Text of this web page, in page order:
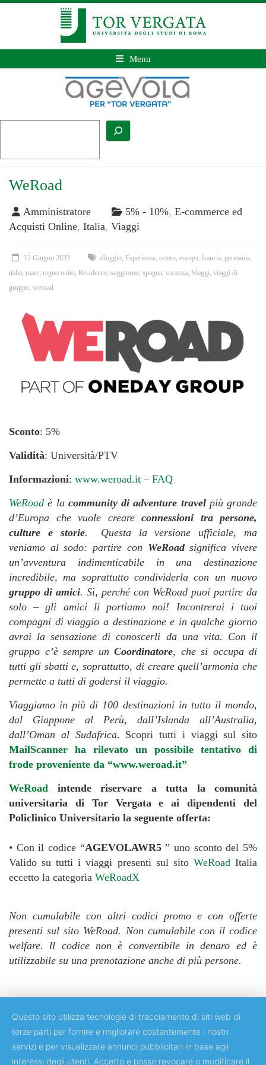
Menu
WeRoad
Amministratore 5% - 10%, E-commerce ed
Acquisti Online, Italia, Viaggi
12 Giugno 2023 alloggio Esperienze estero europa francia germania
italia mare regno unito Residence soggiorno spagna vacanza Viaggi viaggi di
gruppo weroad
Sconto: 5%
Validità: Università/PTV
Informazioni: www.weroad.it – FAQ
WeRoad è la community di adventure travel più grande
d’Europa che vuole creare connessioni tra persone,
culture e storie. Questa la versione ufficiale, ma
veniamo al sodo: partire con WeRoadsignifica vivere
un’avventura indimenticabile in una destinazione
incredibile, ma soprattutto condividerla con un nuovo
gruppo di amici. Sì, perché con WeRoad puoi partire da
solo – gli amici li portiamo noi! Incontrerai i tuoi
compagni di viaggio a destinazione e in qualche giorno
avrai la sensazione di conoscerli da una vita. Con il
gruppo c’è sempre un Coordinatore, che si occupa di
tutti gli sbatti e, soprattutto, di creare quell’armonia che
permette a tutti di godersi il viaggio.
Viaggiamo in più di 100 destinazioni in tutto il mondo,
dal Giappone al Perù, dall’Islanda all’Australia,
dall’Oman al Sudafrica. Scopri tutti i viaggi sul sito
MailScanner ha rilevato un possibile tentativo di
frode proveniente da “www.weroad.it”
WeRoad intende riservare a tutta la comunità
universitaria di Tor Vergata e ai dipendenti del
Policlinico Universitario la seguente offerta:
• Con il codice “AGEVOLAWR5” uno sconto del 5%
Valido su tutti i viaggi presenti sul sito WeRoadItalia
eccetto la categoria WeRoadX
Non cumulabile con altri codici promo e con offerte
presenti sul sito WeRoad. Non cumulabile con il codice
welfare. ll codice non è convertibile in denaro ed è
utilizzabile su una prenotazione anche di più persone.
Copyright © 2018 Università degli Studi di Roma "Tor Vergata"
Questo sito utilizza tecnologie di tracciamento di siti web di
terze parti per fornire e migliorare costantemente i nostri
servizi e per visualizzare annunci pubblicitari in base agli
interessi degli utenti. Accetto e posso revocare o modificare il